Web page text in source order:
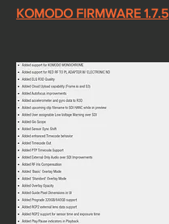
KOMODO FIRMWARE 1.7.5